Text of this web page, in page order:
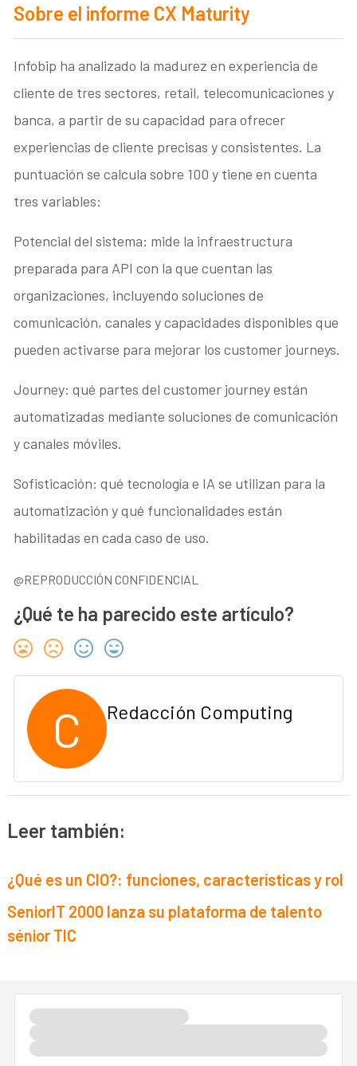
Sobre el informe CX Maturity
Infobip ha analizado la madurez en experiencia de
cliente de tres sectores, retail, telecomunicaciones y
banca, a partir de su capacidad para ofrecer
experiencias de cliente precisas y consistentes. La
puntuación se calcula sobre 100 y tiene en cuenta
tres variables:
Potencial del sistema: mide la infraestructura
preparada para API con la que cuentan las
organizaciones, incluyendo soluciones de
comunicación, canales y capacidades disponibles que
pueden activarse para mejorar los customer journeys.
Journey: qué partes del customer journey están
automatizadas mediante soluciones de comunicación
y canales móviles.
Sofisticación: qué tecnología e IA se utilizan para la
automatización y qué funcionalidades están
habilitadas en cada caso de uso.
@REPRODUCCIÓN CONFIDENCIAL
¿Qué te ha parecido este artículo?
C Redacción Computing
Leer también:
¿Qué es un CIO?: funciones, características y rol
SeniorIT 2000 lanza su plataforma de talento
sénior TIC